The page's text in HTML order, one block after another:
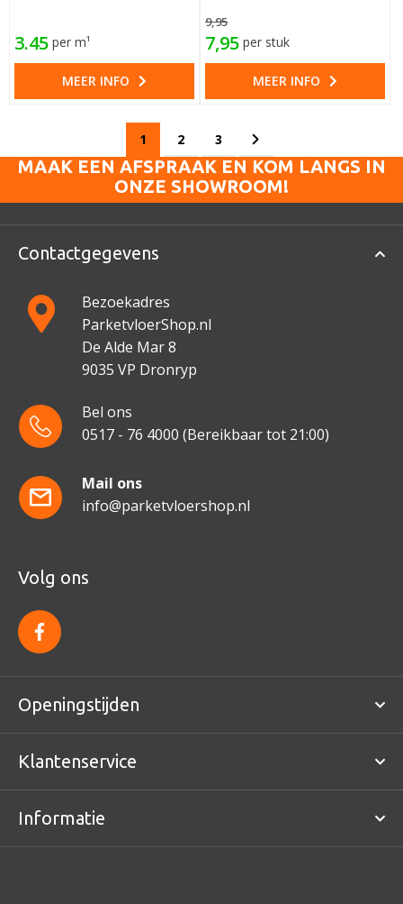
3.45 per m¹
MEER INFO
9,95
7,95 per stuk
MEER INFO
U lees momenteel pagina
1 Pagina
2 Pagina
3 Pagina
Volgende
MAAK EEN AFSPRAAK EN KOM LANGS IN
ONZE SHOWROOM!
Contactgegevens
Bezoekadres
ParketvloerShop.nl
De Alde Mar 8
9035 VP Dronryp
Bel ons
0517 - 76 4000 (Bereikbaar tot 21:00)
Mail ons
info@parketvloershop.nl
Volg ons
f
a
c
e
o
o
Openingstijden
Klantenservice
Informatie